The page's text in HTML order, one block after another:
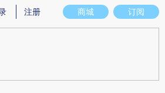
意图存在偏差。不代表财新观点和立场。推荐点
商城 订阅
注册